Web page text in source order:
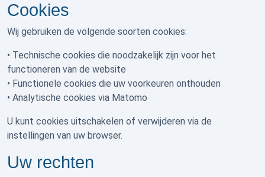
Cookies
Wij gebruiken de volgende soorten cookies:
• Technische cookies die noodzakelijk zijn voor het
functioneren van de website
• Functionele cookies die uw voorkeuren onthouden
• Analytische cookies via Matomo
U kunt cookies uitschakelen of verwijderen via de
instellingen van uw browser.
Uw rechten